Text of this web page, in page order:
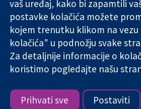
The Cochrane Collaboration is a charity
company limited by guarantee (no.
England & Wales. VAT registration
Copyright © 2026 The Cochrane
Uvjeti korištenja|Odricanje od
Politika kolačića|Postavke kolačića
vaš uređaj, kako bi zapamtili
postavke kolačića možete
kojem trenutku klikom na
kolačića" u podnožju svake
Za detaljnije informacije o
koristimo pogledajte našu
Prihvati sve Postaviti